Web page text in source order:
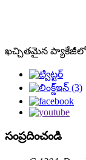
ఖచ్చితమైన
సంప్రదించండి